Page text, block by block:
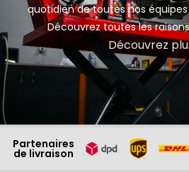
quotidien de toutes nos
Découvrez toutes les
Découvrez
Partenaires
de livraison